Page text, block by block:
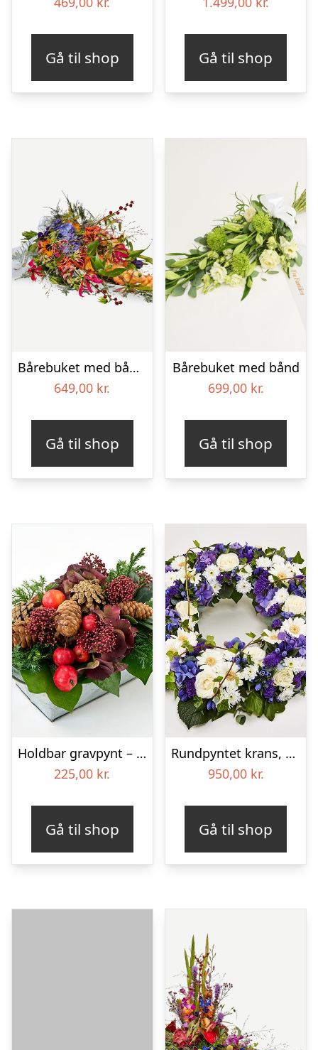
Gå til shop Gå til shop
Bårebuket med bånd – Et farverigt farvel
649,00 kr.
Gå til shop
Bårebuket med bånd
699,00 kr.
Gå til shop
Holdbar gravpynt – Blomster til begravelse
225,00 kr.
Gå til shop
Rundpyntet krans, blå og hvid – Blomster til begravelse
950,00 kr.
Gå til shop